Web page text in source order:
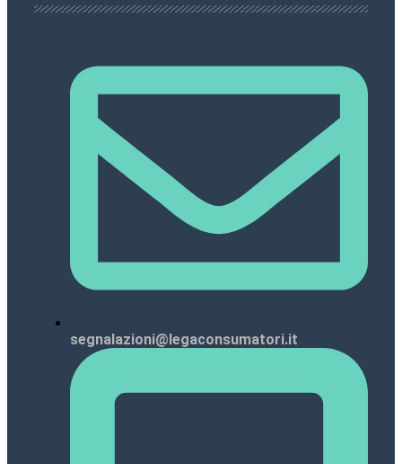
segnalazioni@legaconsumatori.it